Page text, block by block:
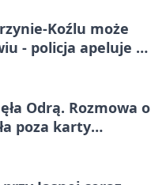
Koźlu może
- policja apeluje o
Odrą. Rozmowa o
poza karty